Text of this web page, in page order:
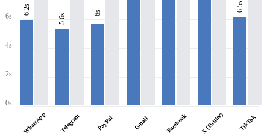
6s
4s
2s
0s
6.2s
WhatsApp
5.6s
Telegram
6s
PayPal Gmail Facebook X (Twitter)
6.5s
TikTok